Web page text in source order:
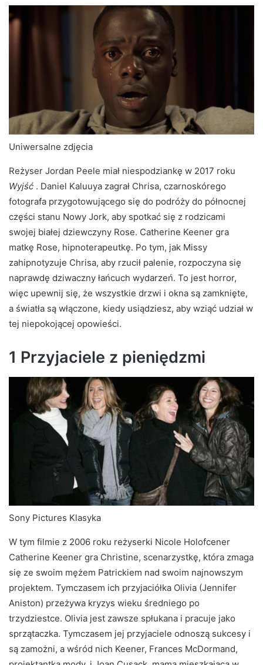
Uniwersalne zdjęcia
Reżyser Jordan Peele miał niespodziankę w 2017 roku
Wyjść . Daniel Kaluuya zagrał Chrisa, czarnoskórego
fotografa przygotowującego się do podróży do północnej
części stanu Nowy Jork, aby spotkać się z rodzicami
swojej białej dziewczyny Rose. Catherine Keener gra
matkę Rose, hipnoterapeutkę. Po tym, jak Missy
zahipnotyzuje Chrisa, aby rzucił palenie, rozpoczyna się
naprawdę dziwaczny łańcuch wydarzeń. To jest horror,
więc upewnij się, że wszystkie drzwi i okna są zamknięte,
a światła są włączone, kiedy usiądziesz, aby wziąć udział w
tej niepokojącej opowieści.
1 Przyjaciele z pieniędzmi
Sony Pictures Klasyka
W tym filmie z 2006 roku reżyserki Nicole Holofcener
Catherine Keener gra Christine, scenarzystkę, która zmaga
się ze swoim mężem Patrickiem nad swoim najnowszym
projektem. Tymczasem ich przyjaciółka Olivia (Jennifer
Aniston) przeżywa kryzys wieku średniego po
trzydziestce. Olivia jest zawsze spłukana i pracuje jako
sprzątaczka. Tymczasem jej przyjaciele odnoszą sukcesy i
są zamożni, a wśród nich Keener, Frances McDormand,